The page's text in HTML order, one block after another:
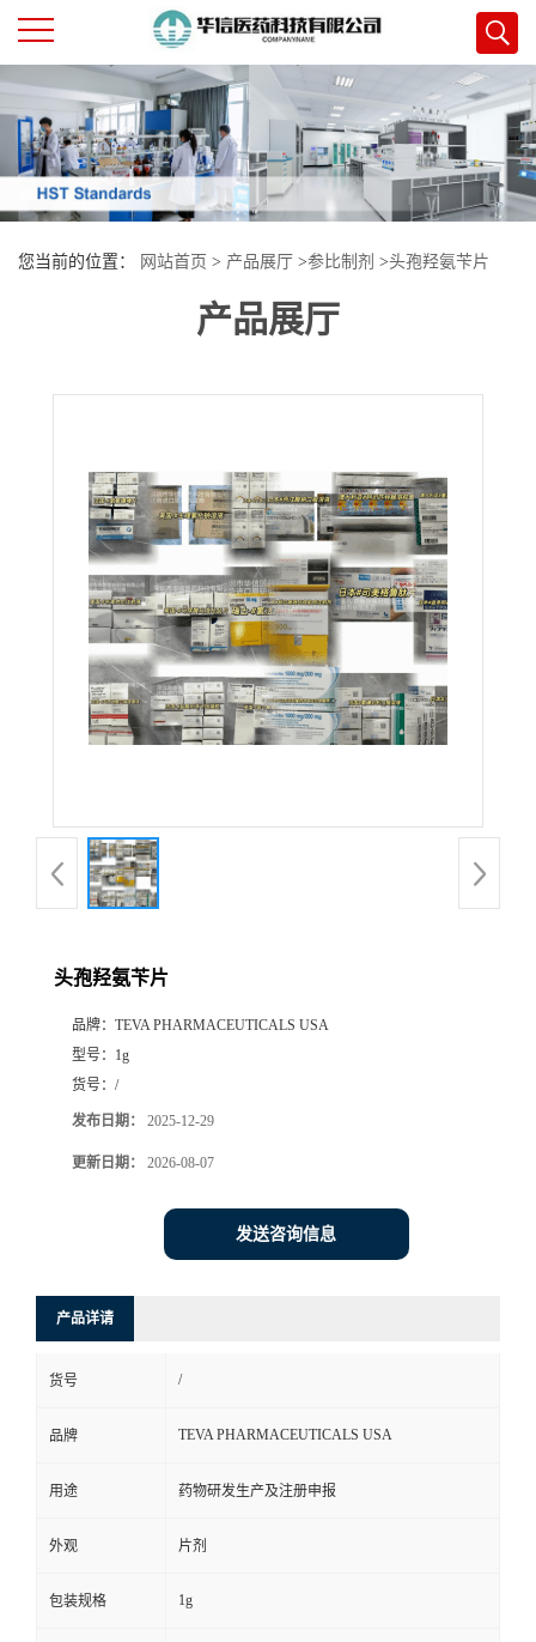
公
司
首
页
司
书
誉
联
在
线
您当前的位置： 网站首页 > 产品展厅 >参比制剂 >头孢羟氨苄片
产品展厅
头孢羟氨苄片
品牌： TEVA PHARMACEUTICALS USA
型号： 1g
货号： /
发布日期： 2025-12-29
更新日期： 2026-08-07
发送咨询信息
产品详请
货号 /
品牌 TEVA PHARMACEUTICALS USA
用途 药物研发生产及注册申报
外观 片剂
包装规格 1g